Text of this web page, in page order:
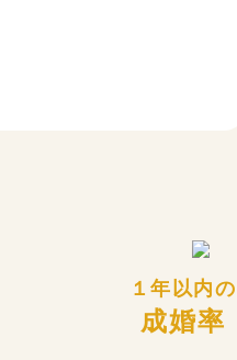
１年以内の
成婚率